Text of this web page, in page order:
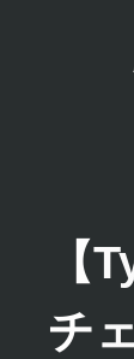
【
チ